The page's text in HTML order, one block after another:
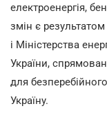
електроенергія,
змін є
і Міністерства
України,
для
Україну.